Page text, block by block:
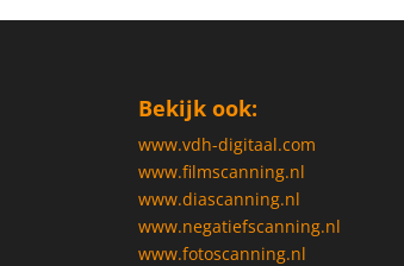
Bekijk ook:
www.vdh-digitaal.com
www.filmscanning.nl
www.diascanning.nl
www.negatiefscanning.nl
www.fotoscanning.nl